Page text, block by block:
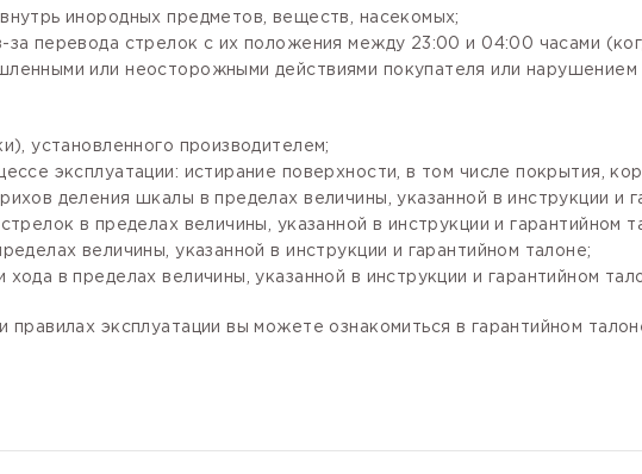
инородных предметов, веществ, насекомых;
за перевода стрелок с их положения между 23:00 и 04:00 часами
или неосторожными действиями покупателя или нарушением
установленного производителем;
эксплуатации: истирание поверхности, в том числе покрытия,
деления шкалы в пределах величины, указанной в инструкции и
в пределах величины, указанной в инструкции и гарантийном
величины, указанной в инструкции и гарантийном талоне;
в пределах величины, указанной в инструкции и гарантийном
правилах эксплуатации вы можете ознакомиться в гарантийном